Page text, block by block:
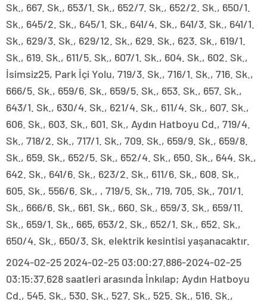
Sk., 667. Sk., 653/1. Sk., 652/7. Sk., 652/2. Sk., 650/1.
Sk., 645/2. Sk., 645/1. Sk., 641/4. Sk., 641/3. Sk., 641/1.
Sk., 629/3. Sk., 629/12. Sk., 629. Sk., 623. Sk., 619/1.
Sk., 619. Sk., 611/5. Sk., 607/1. Sk., 604. Sk., 602. Sk.,
İsimsiz25, Park İçi Yolu, 719/3. Sk., 716/1. Sk., 716. Sk.,
666/5. Sk., 659/6. Sk., 659/5. Sk., 653. Sk., 657. Sk.,
643/1. Sk., 630/4. Sk., 621/4. Sk., 611/4. Sk., 607. Sk.,
606. Sk., 603. Sk., 601. Sk., Aydın Hatboyu Cd., 719/4.
Sk., 718/2. Sk., 717/1. Sk., 709. Sk., 659/9. Sk., 659/8.
Sk., 659. Sk., 652/5. Sk., 652/4. Sk., 650. Sk., 644. Sk.,
642. Sk., 641/6. Sk., 623/2. Sk., 611/6. Sk., 608. Sk.,
605. Sk., 556/6. Sk., , 719/5. Sk., 719, 705. Sk., 701/1.
Sk., 666/6. Sk., 661. Sk., 660. Sk., 659/3. Sk., 659/11.
Sk., 659/1. Sk., 665, 653/2. Sk., 652/1. Sk., 652. Sk.,
650/4. Sk., 650/3. Sk. elektrik kesintisi yaşanacaktır.
2024-02-25 2024-02-25 03:00:27.886-2024-02-25
03:15:37.628 saatleri arasında İnkılap; Aydın Hatboyu
Cd., 545. Sk., 530. Sk., 527. Sk., 525. Sk., 516. Sk.,